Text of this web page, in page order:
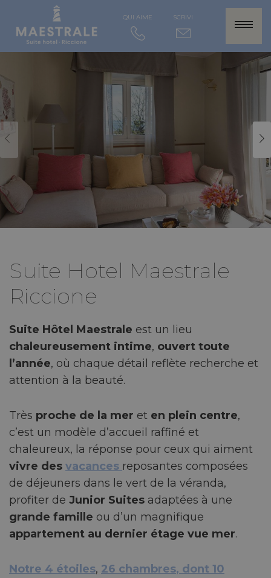
QUI AIME SCRIVI
Suite Hotel Maestrale
Riccione
Suite Hôtel Maestrale est un lieu
chaleureusement intime, ouvert toute
l’année, où chaque détail reflète recherche et
attention à la beauté.
Très proche de la mer et en plein centre,
c’est un modèle d’accueil raffiné et
chaleureux, la réponse pour ceux qui aiment
vivre des vacances reposantes composées
de déjeuners dans le vert de la véranda,
profiter de Junior Suites adaptées à une
grande famille ou d’un magnifique
appartement au dernier étage vue mer.
Notre 4 étoiles, 26 chambres, dont 10